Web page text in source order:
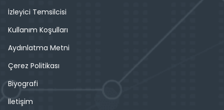
İzleyici Temsilcisi
Kullanım Koşulları
Aydınlatma Metni
Çerez Politikası
Biyografi
İletişim